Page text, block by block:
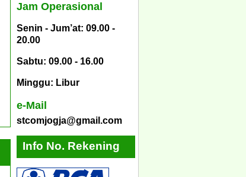
Jam Operasional
Senin - Jum’at: 09.00 -
20.00
Sabtu: 09.00 - 16.00
Minggu: Libur
e-Mail
stcomjogja@gmail.com
Info No. Rekening